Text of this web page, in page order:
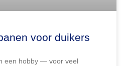
voor duikers
een hobby — voor veel